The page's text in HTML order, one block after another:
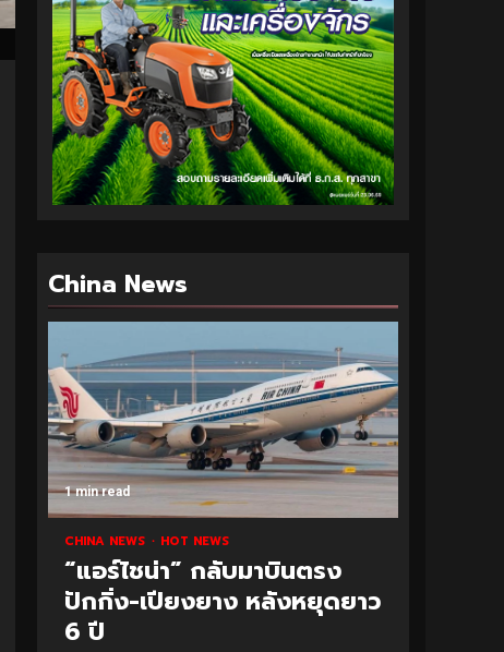
China News
1 min read
CHINA NEWS HOT NEWS
“แอร์ไชน่า” กลับมาบินตรง
ปักกิ่ง-เปียงยาง หลังหยุดยาว
6 ปี